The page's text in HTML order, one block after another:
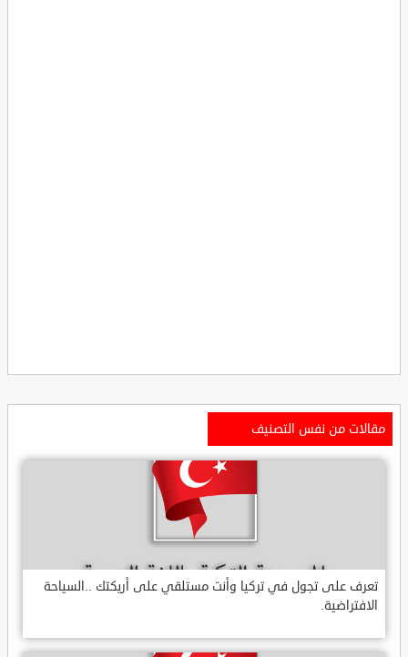
مقالات من نفس التصنيف
تعرف على تجول في تركيا وأنت مستلقي على أريكتك ..السياحة
الافتراضية.